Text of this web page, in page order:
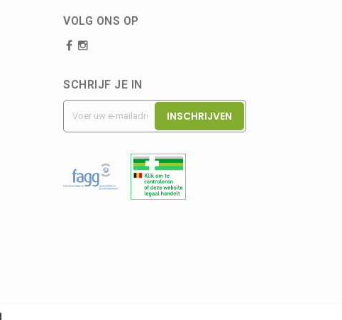
VOLG ONS OP
SCHRIJF JE IN
INSCHRIJVEN